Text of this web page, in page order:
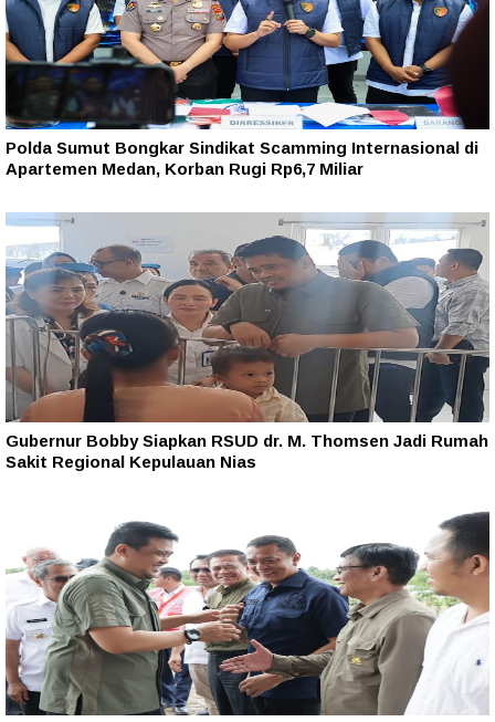
Polda Sumut Bongkar Sindikat Scamming Internasional di
Apartemen Medan, Korban Rugi Rp6,7 Miliar
Gubernur Bobby Siapkan RSUD dr. M. Thomsen Jadi Rumah
Sakit Regional Kepulauan Nias